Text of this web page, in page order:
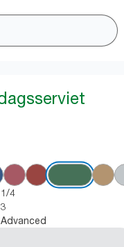
1/4
3
Advanced